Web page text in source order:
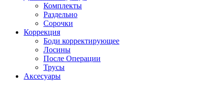
Комплекты
Раздельно
Сорочки
Коррекция
Боди корректирующее
Лосины
После Операции
Трусы
Аксесуары